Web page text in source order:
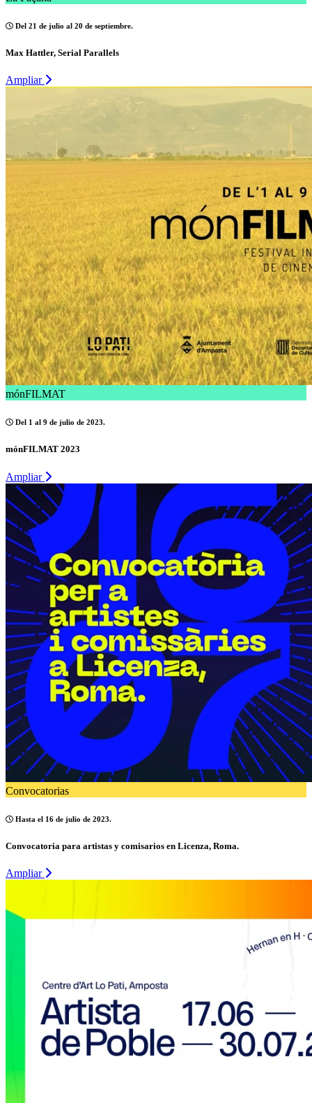
Del 21 de julio al 20 de septiembre.
Max Hattler, Serial Parallels
Ampliar
mónFILMAT
Del 1 al 9 de julio de 2023.
mónFILMAT 2023
Ampliar
Convocatorias
Hasta el 16 de julio de 2023.
Convocatoria para artistas y comisarios en Licenza, Roma.
Ampliar